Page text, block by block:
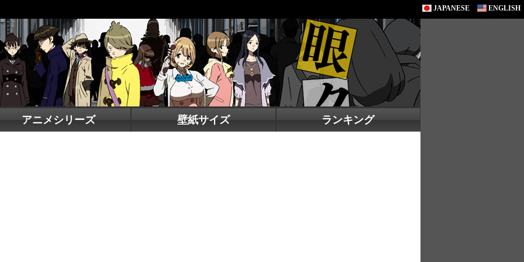
JAPANESE ENGLISH
アニメシリーズ 壁紙サイズ ランキング